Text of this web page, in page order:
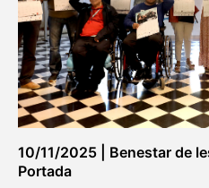
10/11/2025 Benestar de
Portada